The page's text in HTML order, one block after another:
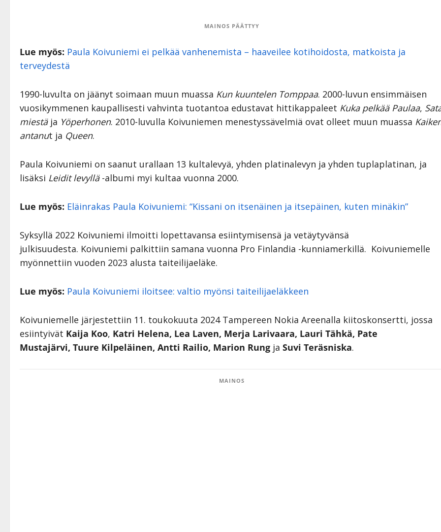
MAINOS PÄÄTTYY
Lue myös: Paula Koivuniemi ei pelkää vanhenemista – haaveilee kotihoidosta, matkoista ja
terveydestä
1990-luvulta on jäänyt soimaan muun muassa Kun kuuntelen Tomppaa. 2000-luvun ensimmäisen
vuosikymmenen kaupallisesti vahvinta tuotantoa edustavat hittikappaleet Kuka pelkää Paulaa,
miestäja Yöperhonen. 2010-luvulla Koivuniemen menestyssävelmiä ovat olleet muun muassa
antanut ja Queen.
Paula Koivuniemi on saanut urallaan 13 kultalevyä, yhden platinalevyn ja yhden tuplaplatinan, ja
lisäksi Leidit levyllä-albumi myi kultaa vuonna 2000.
Lue myös: Eläinrakas Paula Koivuniemi: “Kissani on itsenäinen ja itsepäinen, kuten minäkin”
Syksyllä 2022 Koivuniemi ilmoitti lopettavansa esiintymisensä ja vetäytyvänsä
julkisuudesta. Koivuniemi palkittiin samana vuonna Pro Finlandia -kunniamerkillä. Koivuniemelle
myönnettiin vuoden 2023 alusta taiteilijaeläke.
Lue myös: Paula Koivuniemi iloitsee: valtio myönsi taiteilijaeläkkeen
Koivuniemelle järjestettiin 11. toukokuuta 2024 Tampereen Nokia Areenalla kiitoskonsertti, jossa
esiintyivät Kaija Koo, Katri Helena, Lea Laven, Merja Larivaara, Lauri Tähkä, Pate
Mustajärvi, Tuure Kilpeläinen, Antti Railio, Marion Rung ja Suvi Teräsniska.
MAINOS